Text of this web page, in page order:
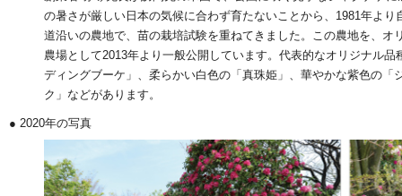
の暑さが厳しい日本の気候に合わず育たないことから、1981年よ
道沿いの農地で、苗の栽培試験を重ねてきました。この農地を、オ
農場として2013年より一般公開しています。代表的なオリジナル
ディングブーケ」、柔らかい白色の「真珠姫」、華やかな紫色の「
ク」などがあります。
● 2020年の写真